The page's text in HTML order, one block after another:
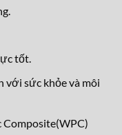
tốt.
với sức khỏe và môi
Composite(WPC)